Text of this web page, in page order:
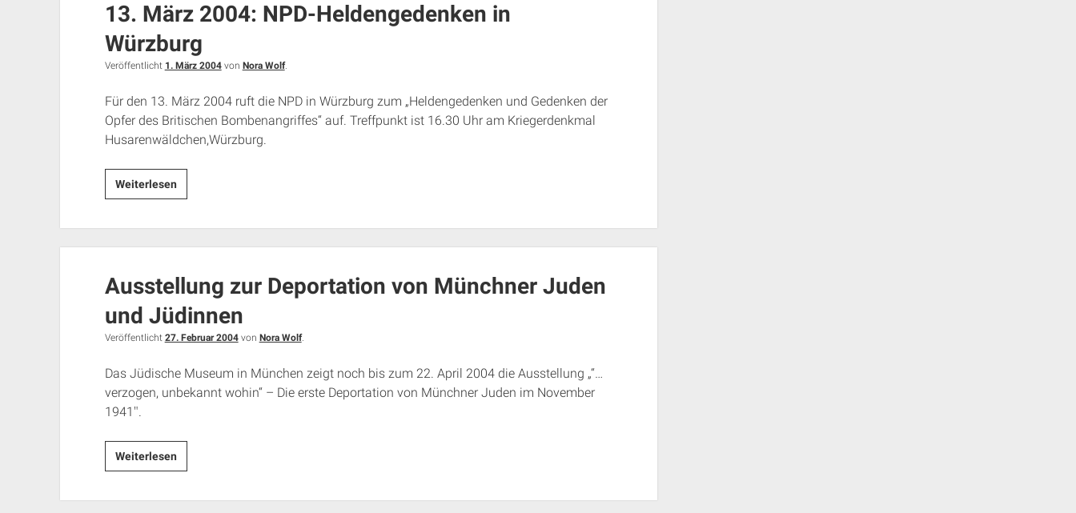
in
Würzburg
13. März 2004: NPD-Heldengedenken in
Würzburg
Veröffentlicht 1. März 2004von Nora Wolf.
Für den 13. März 2004 ruft die NPD in Würzburg zum „Heldengedenken und Gedenken der
Opfer des Britischen Bombenangriffes“ auf. Treffpunkt ist 16.30 Uhr am Kriegerdenkmal
Husarenwäldchen,Würzburg.
Weiterlesen13.
März
in
Würzburg
Ausstellung zur Deportation von Münchner Juden
und Jüdinnen
Veröffentlicht 27. Februar 2004von Nora Wolf.
Das Jüdische Museum in München zeigt noch bis zum 22. April 2004 die Ausstellung „“…
verzogen, unbekannt wohin“ – Die erste Deportation von Münchner Juden im November
1941″.
WeiterlesenAusstellung
zur